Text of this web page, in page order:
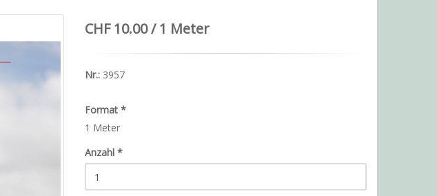
CHF 10.00 / 1 Meter
Nr.: 3957
Format *
1 Meter
Anzahl *